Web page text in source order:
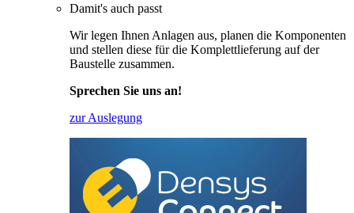
Damit's auch passt
Wir legen Ihnen Anlagen aus, planen die Komponenten
und stellen diese für die Komplettlieferung auf der
Baustelle zusammen.
Sprechen Sie uns an!
zur Auslegung